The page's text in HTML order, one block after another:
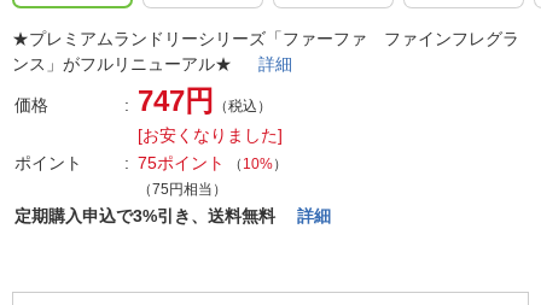
★プレミアムランドリーシリーズ「ファーファ ファインフレグラ
ンス」がフルリニューアル★ 詳細
価格 747円 （税込）
[お安くなりました]
ポイント
75ポイント （ 10%）
（75円相当）
定期購入申込で3%引き、送料無料 詳細